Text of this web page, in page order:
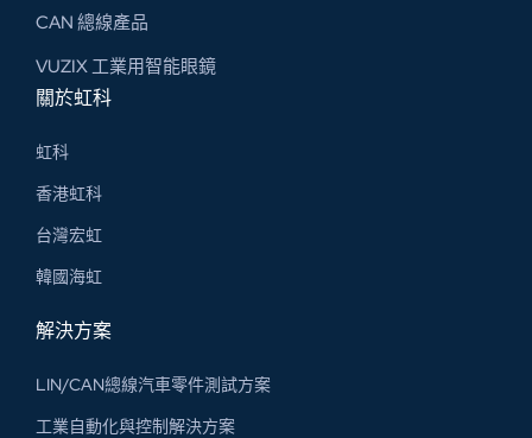
CAN 總線​產品
VUZIX 工業用智能眼鏡
關於虹科
虹科
香港虹科
台灣宏虹
韓國海虹
解決方案
LIN/CAN總線汽車零件測試方案
工業自動化與控制解決方案